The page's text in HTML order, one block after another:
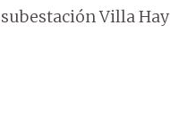
Villa